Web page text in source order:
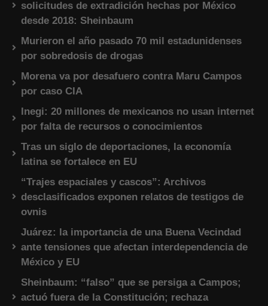
solicitudes de extradición hechas por México
desde 2018: Sheinbaum
Murieron el año pasado 70 mil estadunidenses
por sobredosis de drogas
Morena va por desafuero contra Maru Campos
por caso CIA
Inegi: 20 millones de mexicanos no usan internet
por falta de recursos o conocimientos
Tras un siglo de deportaciones, la economía
latina se fortalece en EU
“Trajes espaciales y cascos”: Archivos
desclasificados exponen relatos de testigos de
ovnis
Juárez: la importancia de una Buena Vecindad
ante tensiones que afectan interdependencia de
México y EU
Sheinbaum: “falso” que se persiga a Campos;
actuó fuera de la Constitución; rechaza